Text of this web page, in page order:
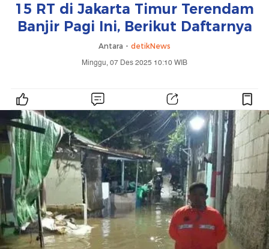
15 RT di Jakarta Timur Terendam
Banjir Pagi Ini, Berikut Daftarnya
Antara - detikNews
Minggu, 07 Des 2025 10:10 WIB